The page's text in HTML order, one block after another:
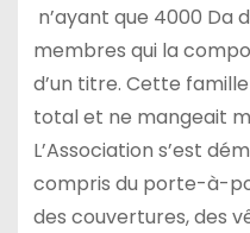
n’ayant que 4000 Da
membres qui la
d’un titre. Cette
total et ne mangeait
L’Association s’est
compris du porte-à-
des couvertures, des